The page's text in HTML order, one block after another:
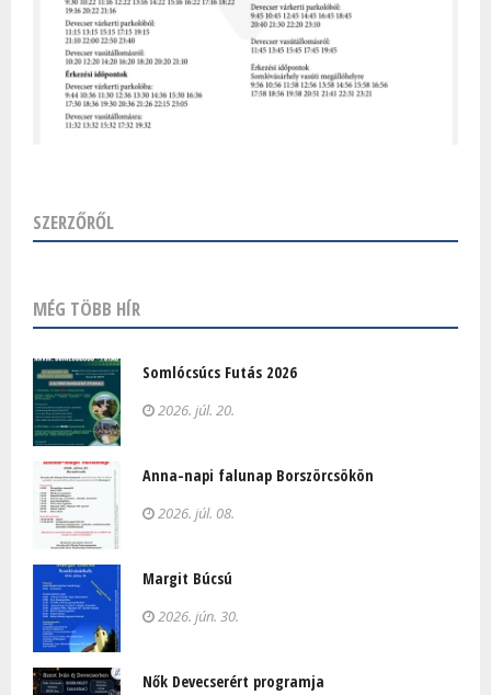
SZERZŐRŐL
MÉG TÖBB HÍR
Somlócsúcs Futás 2026
2026. júl. 20.
Anna-napi falunap Borszörcsökön
2026. júl. 08.
Margit Búcsú
2026. jún. 30.
Nők Devecserért programja